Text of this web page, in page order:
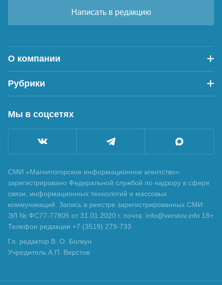
Написать в редакцию
О компании
Рубрики
Мы в соцсетях
СМИ «Магнитогорское информационное агентство»
зарегистрировано Федеральной службой по надзору в сфере
связи, информационных технологий и массовых
коммуникаций. Запись в реестре зарегистрированных СМИ:
ЭЛ № ФС77-77805 от 31.01.2020 г. почта: info@verstov.info 18+
Телефон редакции +7 (3519) 279-733
Гл. редактор В. О. Болкун
Учредитель А.П. Верстов